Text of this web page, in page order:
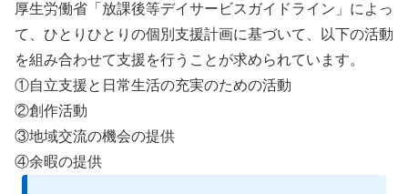
厚生労働省「放課後等デイサービスガイドライン」によっ
て、ひとりひとりの個別支援計画に基づいて、以下の活動
を組み合わせて支援を行うことが求められています。
①自立支援と日常生活の充実のための活動
②創作活動
③地域交流の機会の提供
④余暇の提供